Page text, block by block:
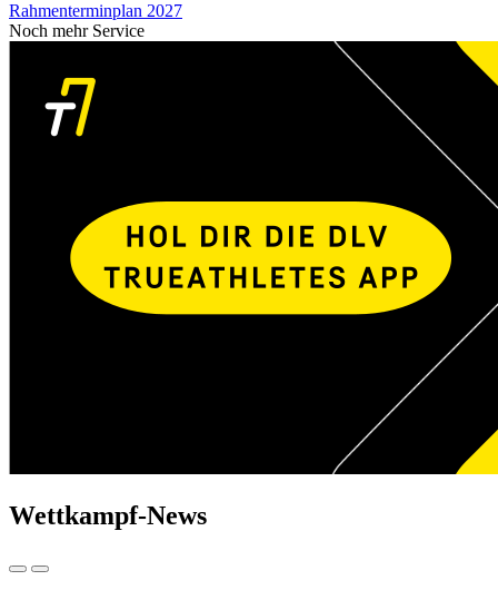
Rahmenterminplan 2027
Noch mehr Service
Wettkampf-News